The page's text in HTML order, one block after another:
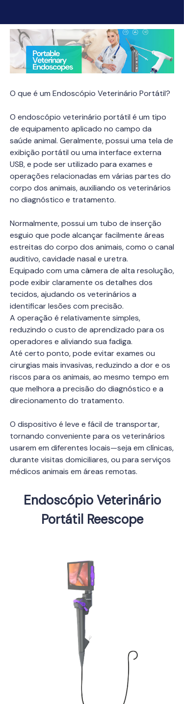
O endoscópio veterinário portátil é um tipo
de equipamento aplicado no campo da
saúde animal. Geralmente, possui uma tela de
exibição portátil ou uma interface externa
USB, e pode ser utilizado para exames e
operações relacionadas em várias partes do
corpo dos animais, auxiliando os veterinários
no diagnóstico e tratamento.
Normalmente, possui um tubo de inserção
esguio que pode alcançar facilmente áreas
estreitas do corpo dos animais, como o canal
auditivo, cavidade nasal e uretra.
Equipado com uma câmera de alta resolução,
pode exibir claramente os detalhes dos
tecidos, ajudando os veterinários a
identificar lesões com precisão.
A operação é relativamente simples,
reduzindo o custo de aprendizado para os
operadores e aliviando sua fadiga.
Até certo ponto, pode evitar exames ou
cirurgias mais invasivas, reduzindo a dor e os
riscos para os animais, ao mesmo tempo em
que melhora a precisão do diagnóstico e a
direcionamento do tratamento.
O dispositivo é leve e fácil de transportar,
tornando conveniente para os veterinários
usarem em diferentes locais—seja em clínicas,
durante visitas domiciliares, ou para serviços
médicos animais em áreas remotas.
O que é um Endoscópio Veterinário Portátil?
Endoscópio Veterinário
Portátil Reescope